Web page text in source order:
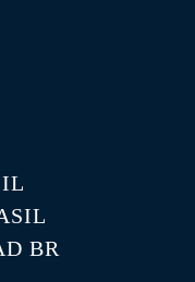
BR